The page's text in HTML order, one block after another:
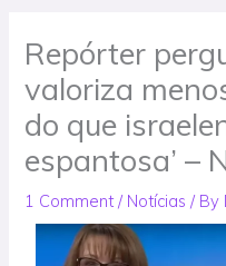
Repórter
valoriza
do que
espantosa’ –
1 Comment / Notícias / By